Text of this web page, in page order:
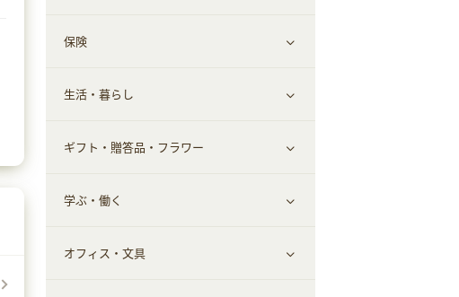
スマホ・携帯電話・SIM
定額制有料コンテンツ
証券
仮想通貨
その他投資
銀行・ネット銀行
キャッシング・ローン
その他金融
保険
すべて見る
保険相談・面談
生活・暮らし
すべて見る
住まい・暮らし
不動産
ギフト・贈答品・フラワー
すべて見る
ギフト・贈答品
学ぶ・働く
すべて見る
オフィス・文具